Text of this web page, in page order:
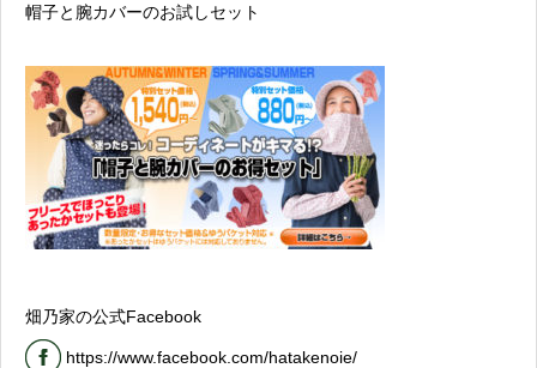
帽子と腕カバーのお試しセット
畑乃家の公式Facebook
https://www.facebook.com/hatakenoie/